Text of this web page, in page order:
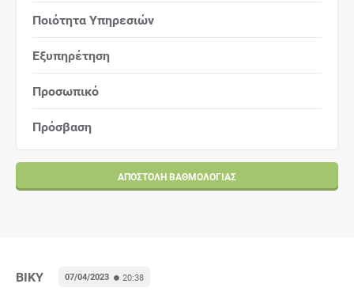
Ποιότητα Υπηρεσιών
Εξυπηρέτηση
Προσωπικό
Πρόσβαση
ΑΠΟΣΤΟΛΉ ΒΑΘΜΟΛΟΓΊΑΣ
ΒΙΚΥ 07/04/2023 20:38